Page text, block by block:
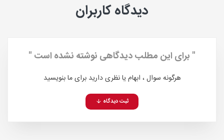
دیدگاه کاربران
" برای این مطلب دیدگاهی نوشته نشده است "
هرگونه سوال ، ابهام یا نظری دارید برای ما بنویسید
ثبت دیدگاه